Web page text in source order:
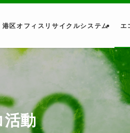
港区オフィスリサイクルシステム エ
活動